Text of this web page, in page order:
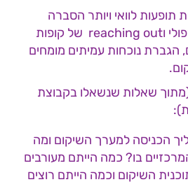
תופעות לוואי ויותר הסברה
בתחום. שיפור רצף טיפולי וreaching out של קופות
הגברת נוכחות עמיתים מומחים
(מתוך שאלות שנשאלו בקבוצת
הכניסה למערך השיקום ומה
בו? כמה הייתם מעורבים
השיקום וכמה הייתם רוצים